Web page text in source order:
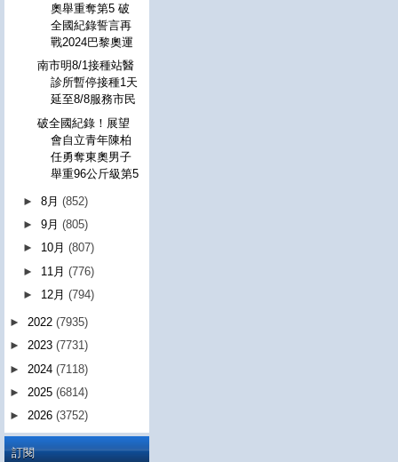
奧舉重奪第5 破
全國紀錄誓言再
戰2024巴黎奧運
南市明8/1接種站醫
診所暫停接種1天
延至8/8服務市民
破全國紀錄！展望
會自立青年陳柏
任勇奪東奧男子
舉重96公斤級第5
►8月(852)
►9月(805)
► 10月(807)
► 11月(776)
► 12月(794)
► 2022 (7935)
► 2023 (7731)
► 2024 (7118)
► 2025 (6814)
► 2026 (3752)
訂閱